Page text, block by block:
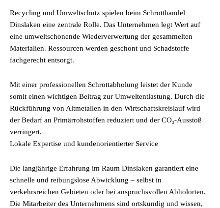
Recycling und Umweltschutz spielen beim Schrotthandel
Dinslaken eine zentrale Rolle. Das Unternehmen legt Wert auf
eine umweltschonende Wiederverwertung der gesammelten
Materialien. Ressourcen werden geschont und Schadstoffe
fachgerecht entsorgt.
Mit einer professionellen Schrottabholung leistet der Kunde
somit einen wichtigen Beitrag zur Umweltentlastung. Durch die
Rückführung von Altmetallen in den Wirtschaftskreislauf wird
der Bedarf an Primärrohstoffen reduziert und der CO₂-Ausstoß
verringert.
Lokale Expertise und kundenorientierter Service
Die langjährige Erfahrung im Raum Dinslaken garantiert eine
schnelle und reibungslose Abwicklung – selbst in
verkehrsreichen Gebieten oder bei anspruchsvollen Abholorten.
Die Mitarbeiter des Unternehmens sind ortskundig und wissen,